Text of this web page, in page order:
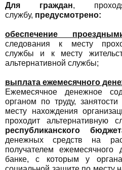
Для граждан,
службу, предусмотрено:
обеспечение
следования к месту
службы и к месту
альтернативной службы;
выплата ежемесячного
Ежемесячное денежное
органом по труду,
месту нахождения
проходит альтернативную
республиканского
денежных средств на
получателем ежемесячного
банке, с которым у